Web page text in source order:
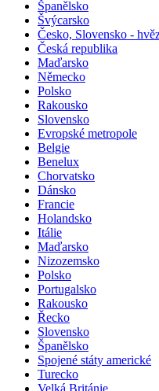
Španělsko
Švýcarsko
Česko, Slovensko -
Česká republika
Maďarsko
Německo
Polsko
Rakousko
Slovensko
Evropské metropole
Belgie
Benelux
Chorvatsko
Dánsko
Francie
Holandsko
Itálie
Maďarsko
Nizozemsko
Polsko
Portugalsko
Rakousko
Řecko
Slovensko
Španělsko
Spojené státy americké
Turecko
Velká Británie